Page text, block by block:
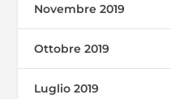
Novembre 2019
Ottobre 2019
Luglio 2019